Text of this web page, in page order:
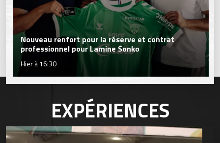
Nouveau renfort pour la réserve et contrat
professionnel pour Lamine Sonko
Hier à 16:30
EXPÉRIENCES